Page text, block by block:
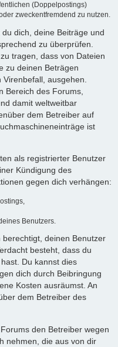
(Doppelpostings)
zweckentfremdend zu nutzen.
dich, deine Beiträge und
zu überprüfen.
tragen, dass von Dateien
zu deinen Beträgen
ausgehen.
Bereich des Forums,
damit weltweitbar
dem Betreiber auf
ist
als registrierter Benutzer
Kündigung des
gegen dich verhängen:
Benutzers.
deinen Benutzer
besteht, dass du
Du kannst dies
dich durch Beibringung
Kosten ausräumst. An
dem Betreiber des
den Betreiber wegen
nehmen, die aus von dir